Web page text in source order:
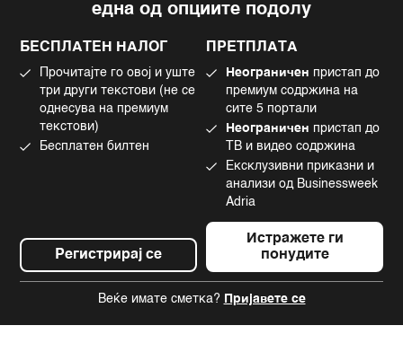
една од опциите подолу
БЕСПЛАТЕН НАЛОГ
Прочитајте го овој и уште
три други текстови (не се
однесува на премиум
текстови)
Бесплатен билтен
Регистрирај се
ПРЕТПЛАТА
Неограничен пристап до
премиум содржина на
сите 5 портали
Неограничен пристап до
ТВ и видео содржина
Ексклузивни приказни и
анализи од Businessweek
Adria
Истражете ги
понудите
Веќе имате сметка? Пријавете се
Политика на приватност
Употреба на вештачка интелигенција
Instagram
Tiktok
©2022 - 2026 Bloomberg L.P. All Rights Reserved. BLOOMBERG and the
BLOOMBERG logo are registered trademarks and service marks of
Bloomberg Finance L.P. or its subsidiaries, displayed with permission
Bloomberg Adria is a Mtel Swiss SA Property
News CMS by Cubes